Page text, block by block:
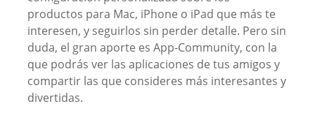
productos para Mac, iPhone o iPad que más te
interesen, y seguirlos sin perder detalle. Pero sin
duda, el gran aporte es App-Community, con la
que podrás ver las aplicaciones de tus amigos y
compartir las que consideres más interesantes y
divertidas.